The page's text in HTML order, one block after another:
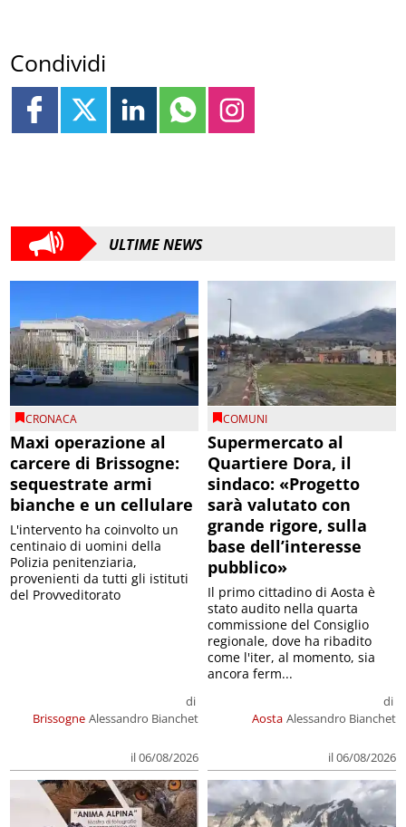
Condividi
ULTIME NEWS
CRONACA
Maxi operazione al
carcere di Brissogne:
sequestrate armi
bianche e un cellulare
Brissogne
di
Alessandro Bianchet
il 06/08/2026
L'intervento ha coinvolto un
centinaio di uomini della
Polizia penitenziaria,
provenienti da tutti gli istituti
del Provveditorato
COMUNI
Supermercato al
Quartiere Dora, il
sindaco: «Progetto
sarà valutato con
grande rigore, sulla
base dell’interesse
pubblico»
Aosta
di
Alessandro Bianchet
il 06/08/2026
Il primo cittadino di Aosta è
stato audito nella quarta
commissione del Consiglio
regionale, dove ha ribadito
come l'iter, al momento, sia
ancora ferm...